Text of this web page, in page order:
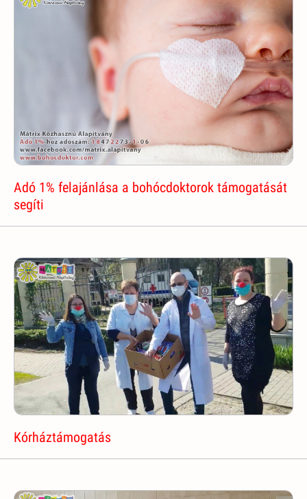
Adó 1% felajánlása a bohócdoktorok támogatását
segíti
Kórháztámogatás